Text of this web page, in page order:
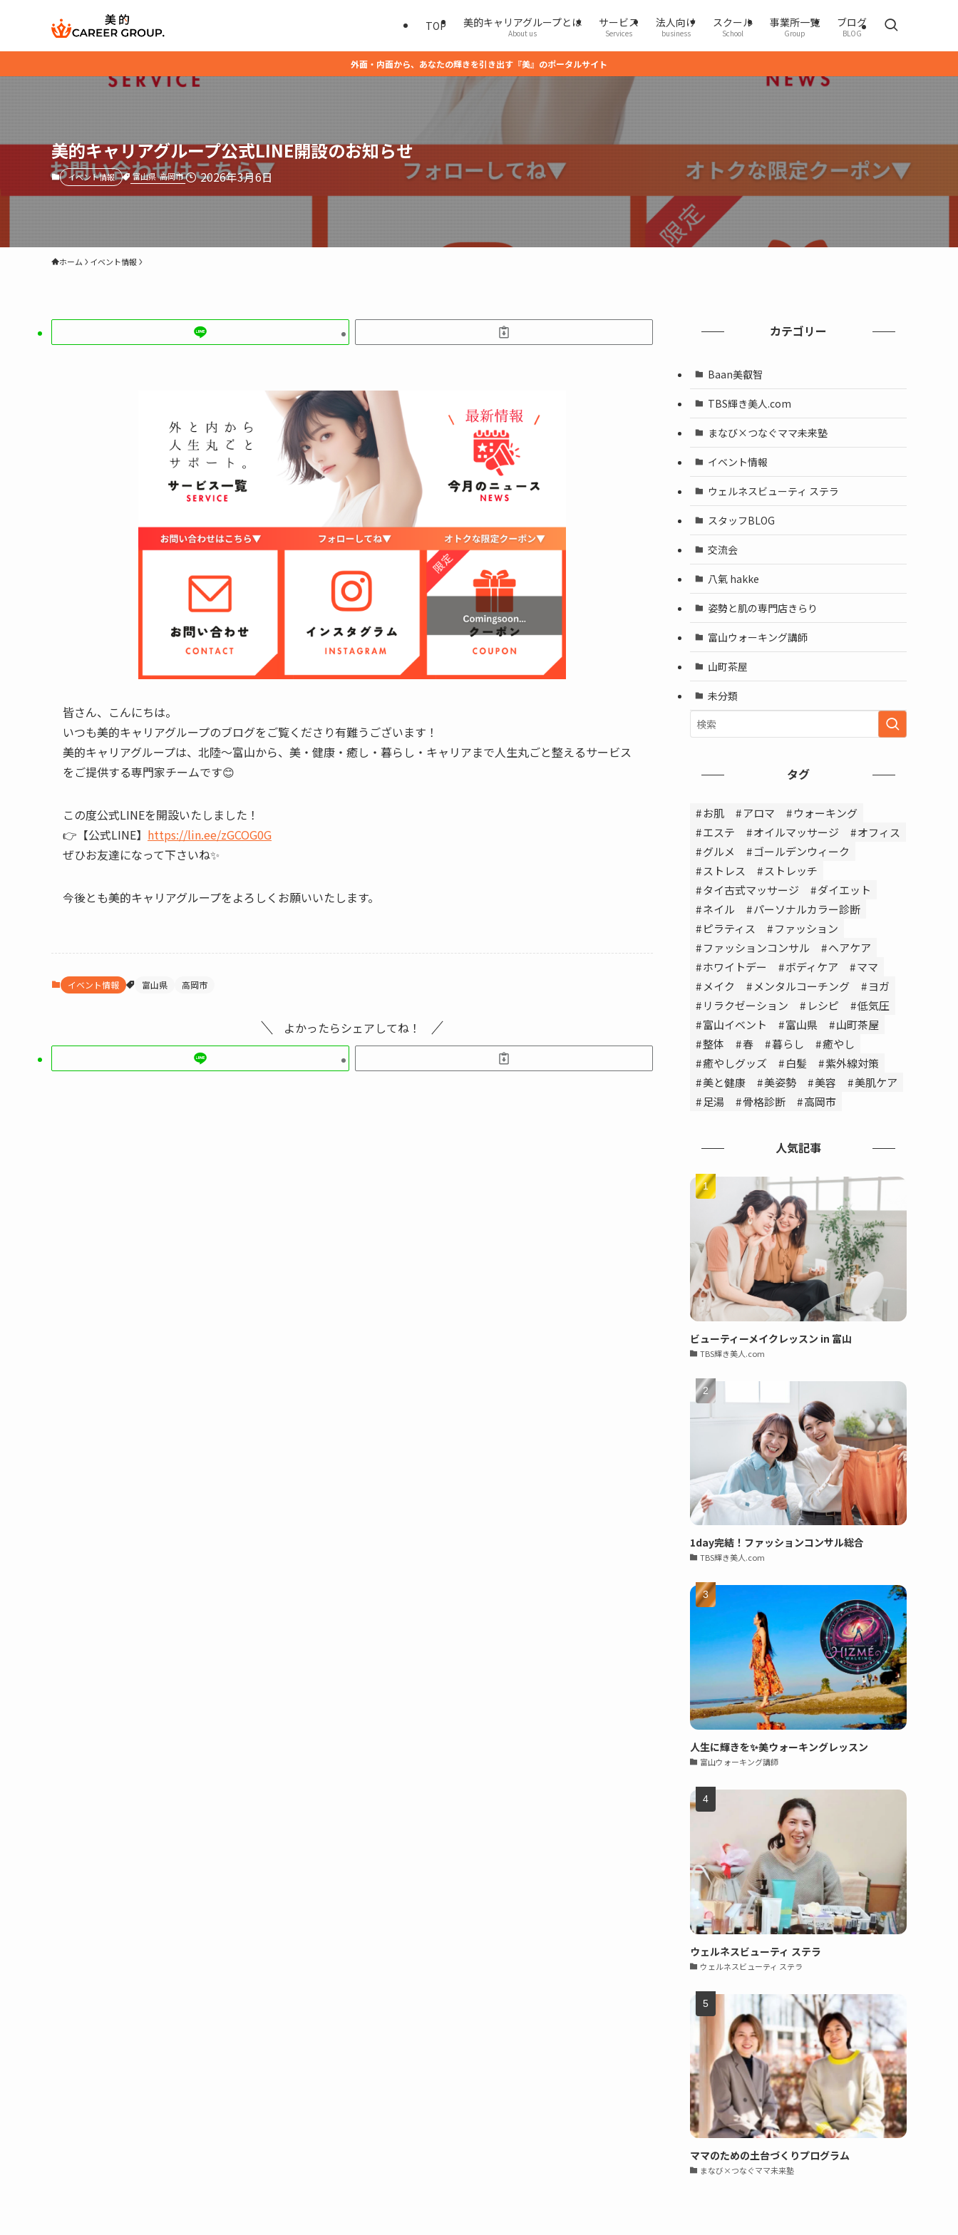
TOP 美的キャリアグループとは
About us
サービス
Services
法人向け
business
スクール
School
事業所一覧
Group
ブログ
BLOG
外面・内面から、あなたの輝きを引き出す『美』のポータルサイト
美的キャリアグループ公式LINE開設のお知らせ
イベント情報 富山県 高岡市 2026年3月6日
ホーム イベント情報
皆さん、こんにちは。
いつも美的キャリアグループのブログをご覧くださり有難うございます！
美的キャリアグループは、北陸～富山から、美・健康・癒し・暮らし・キャリアまで人生丸ごと整えるサービス
をご提供する専門家チームです😊
この度公式LINEを開設いたしました！
👉️【公式LINE】 https://lin.ee/zGCOG0G
ぜひお友達になって下さいね✨️
今後とも美的キャリアグループをよろしくお願いいたします。
イベント情報 富山県 高岡市
よかったらシェアしてね！
カテゴリー
Baan美叡智
TBS輝き美人.com
まなび×つなぐママ未来塾
イベント情報
ウェルネスビューティ ステラ
スタッフBLOG
交流会
八氣 hakke
姿勢と肌の専門店きらり
富山ウォーキング講師
山町茶屋
未分類
タグ
お肌 アロマ
ウォーキング
エステ
オイルマッサージ
オフィス
グルメ
ゴールデンウィーク
ストレス
ストレッチ
タイ古式マッサージ
ダイエット
ネイル
パーソナルカラー診断
ピラティス
ファッション
ファッションコンサル
ヘアケア
ホワイトデー
ボディケア
ママ
メイク
メンタルコーチング
ヨガ
リラクゼーション
レシピ
低気圧
富山イベント
富山県
山町茶屋
整体
春 暮らし
癒やし
癒やしグッズ
白髪
紫外線対策
美と健康
美姿勢 美容
美肌ケア
足湯
骨格診断 高岡市
人気記事
ビューティーメイクレッスン in 富山
TBS輝き美人.com
1day完結！ファッションコンサル総合
TBS輝き美人.com
人生に輝きを✨美ウォーキングレッスン
富山ウォーキング講師
ウェルネスビューティ ステラ
ウェルネスビューティ ステラ
ママのための土台づくりプログラム
まなび×つなぐママ未来塾